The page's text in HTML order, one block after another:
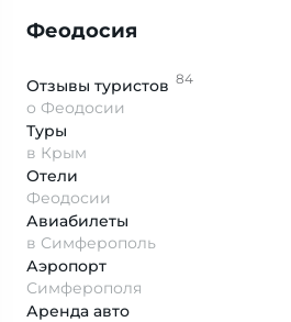
Феодосия
Отзывы туристов 84
о Феодосии
Туры
в Крым
Отели
Феодосии
Авиабилеты
в Симферополь
Аэропорт
Симферополя
Аренда авто